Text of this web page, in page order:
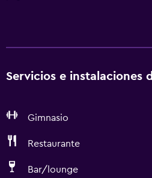
Servicios e instalaciones
Gimnasio
Restaurante
Bar/lounge